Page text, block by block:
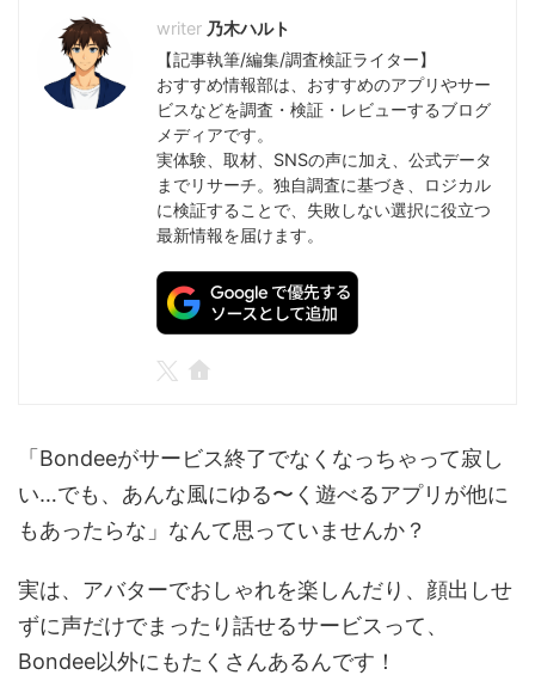
乃木ハルト
【記事執筆/編集/調査検証ライター】
おすすめ情報部は、おすすめのアプリやサー
ビスなどを調査・検証・レビューするブログ
メディアです。
実体験、取材、SNSの声に加え、公式データ
までリサーチ。独自調査に基づき、ロジカル
に検証することで、失敗しない選択に役立つ
最新情報を届けます。
「Bondeeがサービス終了でなくなっちゃって寂し
い…でも、あんな風にゆる〜く遊べるアプリが他に
もあったらな」なんて思っていませんか？
実は、アバターでおしゃれを楽しんだり、顔出しせ
ずに声だけでまったり話せるサービスって、
Bondee以外にもたくさんあるんです！